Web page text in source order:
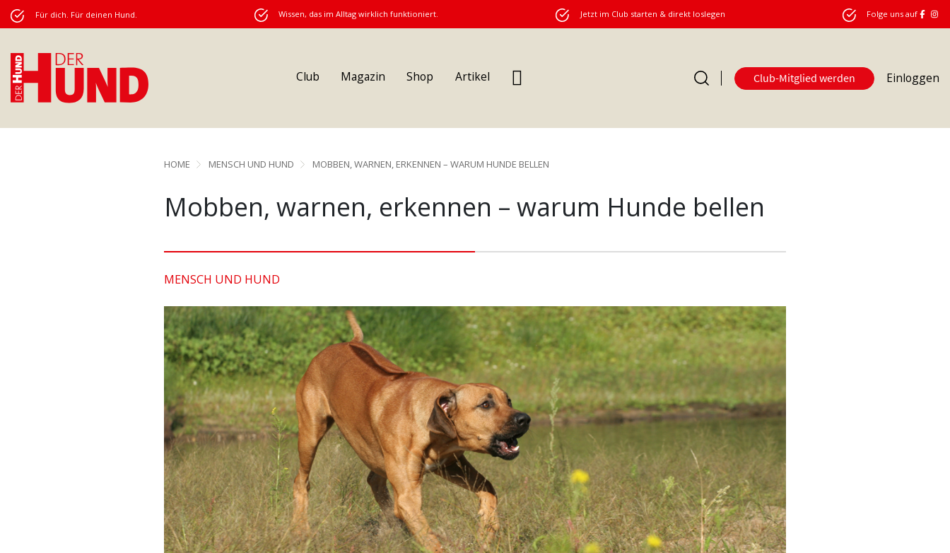
Für dich. Für deinen Hund. Wissen, das im Alltag wirklich funktioniert. Jetzt im Club starten & direkt loslegen Folge uns auf
Club Magazin Shop Artikel Club-Mitglied werden Einloggen
HOME MENSCH UND HUND MOBBEN, WARNEN, ERKENNEN – WARUM HUNDE BELLEN
Mobben, warnen, erkennen – warum Hunde bellen
MENSCH UND HUND